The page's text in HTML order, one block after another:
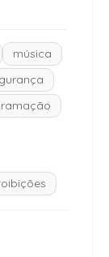
música